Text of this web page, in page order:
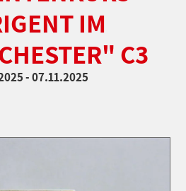
IM
C3
- 07.11.2025